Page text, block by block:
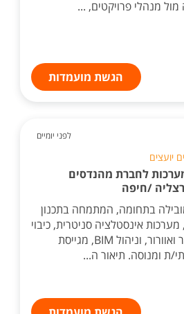
מנהלי פרויקטים, ...
הגשת מועמדות
לפני יומיים
יועצים
לחברת מהנדסים
/חיפה
בתחומה, המתמחה בתכנון
אינסטלציה סניטרית, כיבוי
אש, מערכות מיזוג אוויר ואוורור, וניהול BIM, מגייסת
ת ומנוסה. תיאור ה...